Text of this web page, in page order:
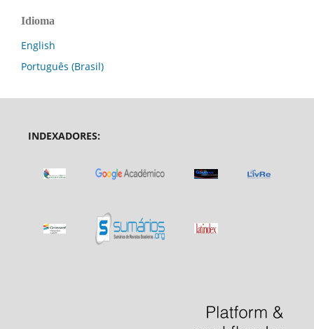
Idioma
English
Português (Brasil)
INDEXADORES: